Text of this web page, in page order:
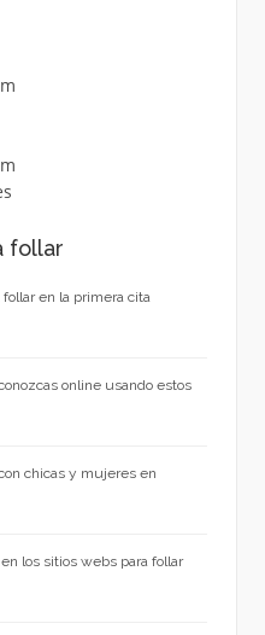
follar
en la primera cita
online usando estos
chicas y mujeres en
los sitios webs para follar